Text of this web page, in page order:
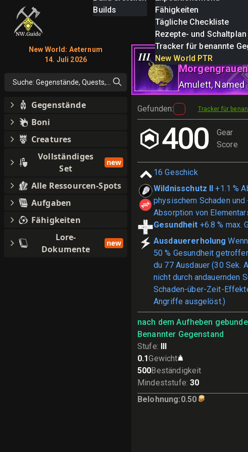
Builds
Fähigkeiten
Tägliche Checkliste
Rezepte- und Schaltplan
Tracker für benannte
New World PTR
III
Maskottchen
Amulett, Named
Gefunden: Tracker für
400
Gear
Score
16 Geschick
Wildnisschutz II +1.1 %
physischem Schaden und
Absorption von
Gesundheit +6.8 % max.
Ausdauererholung
50 % Gesundheit
du 77 Ausdauer (30 Sek.
nicht durch andauernden
Schaden-über-Zeit-
Angriffe ausgelöst.)
nach dem Aufheben
Benannter Gegenstand
Stufe: III
0.1Gewicht
500Beständigkeit
Mindeststufe: 30
Belohnung:0.50
New World: Aeternum
14. Juli 2026
Suche: Gegenstände, Quests, alles
Gegenstände
Boni
Creatures
Vollständiges
Set
new
Alle Ressourcen-Spots
Aufgaben
Fähigkeiten
Lore-
Dokumente
new